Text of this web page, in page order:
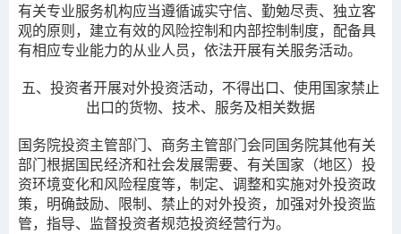
有关专业服务机构应当遵循诚实守信、勤勉尽责、独立客
观的原则，建立有效的风险控制和内部控制制度，配备具
有相应专业能力的从业人员，依法开展有关服务活动。
五、 投资者开展对外投资活动， 不得出口、使用国家禁止
出口的货物、技术、服务及相关数据
国务院投资主管部门、商务主管部门会同国务院其他有关
部门根据国民经济和社会发展需要、有关国家（地区）投
资环境变化和风险程度等，制定、调整和实施对外投资政
策，明确鼓励、限制、禁止的对外投资，加强对外投资监
管，指导、监督投资者规范投资经营行为。